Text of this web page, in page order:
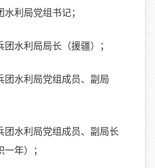
利局党组书记；
水利局局长（援疆）；
团水利局党组成员、副局
团水利局党组成员、副局长
一年）；